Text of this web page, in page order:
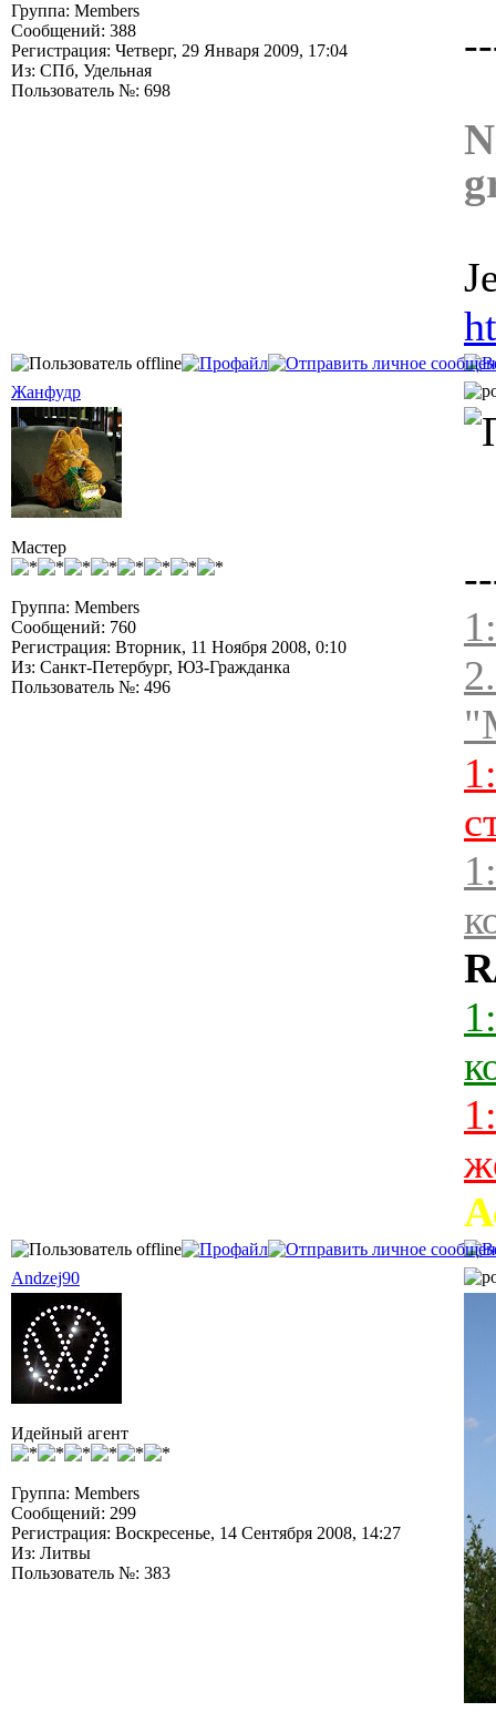
Группа: Members
Сообщений: 388
Регистрация: Четверг, 29 Января 2009, 17:04
Из: СПб, Удельная
Пользователь №: 698
Жанфудр
Мастер
Группа: Members
Сообщений: 760
Регистрация: Вторник, 11 Ноября 2008, 0:10
Из: Санкт-Петербург, ЮЗ-Гражданка
Пользователь №: 496
Andzej90
Идейный агент
Группа: Members
Сообщений: 299
Регистрация: Воскресенье, 14 Сентября 2008, 14:27
Из: Литвы
Пользователь №: 383